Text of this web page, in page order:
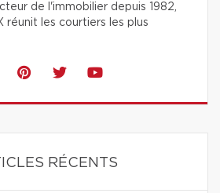
de l'immobilier depuis 1982,
réunit les courtiers les plus
RÉCENTS